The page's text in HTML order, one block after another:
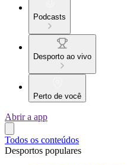
Podcasts
Desporto ao vivo
Perto de você
Abrir a app
Todos os conteúdos
Desportos populares